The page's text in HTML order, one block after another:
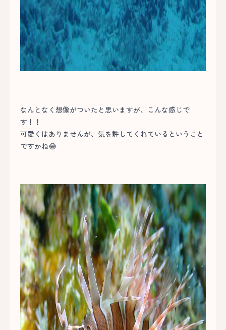
なんとなく想像がついたと思いますが、こんな感じで
す！！
可愛くはありませんが、気を許してくれているということ
ですかね😂